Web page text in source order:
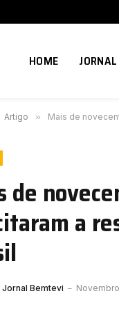
HOME
Artigo » Mais de
de
a
Jornal Bemtevi